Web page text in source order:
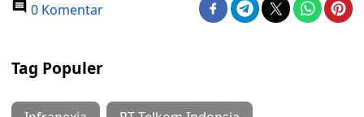
0 Komentar
Tag Populer